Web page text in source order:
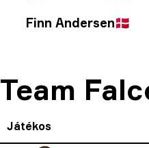
Finn Andersen🇩🇰
Team
Játékos